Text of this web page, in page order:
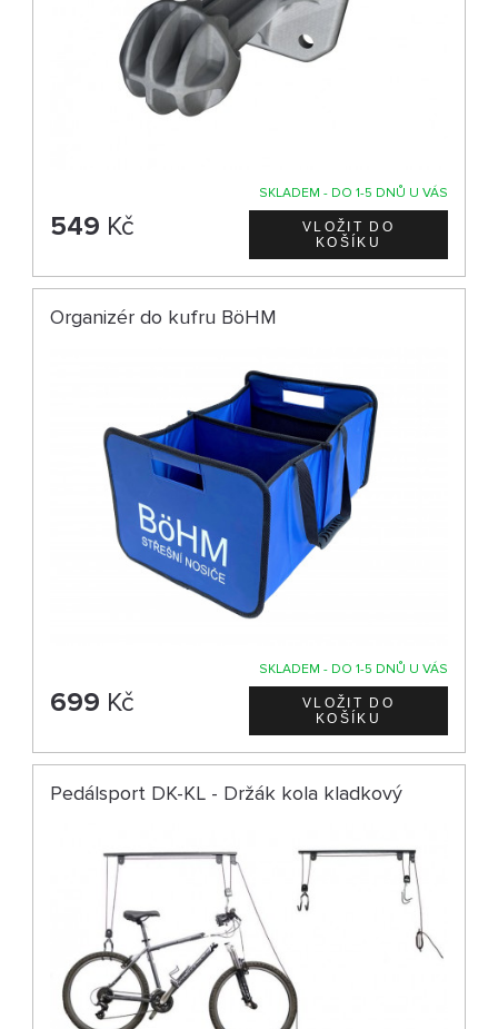
SKLADEM - DO 1-5 DNŮ U VÁS
549 Kč
Organizér do kufru BöHM
SKLADEM - DO 1-5 DNŮ U VÁS
699 Kč
Pedálsport DK-KL - Držák kola kladkový